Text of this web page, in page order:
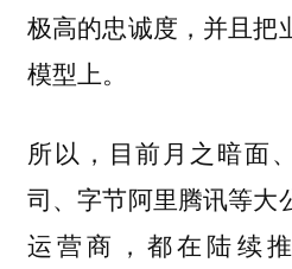
极高的忠诚度，并且把
模型上。
所以，目前月之暗面
司、字节阿里腾讯等大
运营商，都在陆续